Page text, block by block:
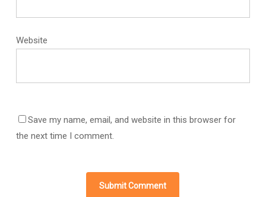
Website
Save my name, email, and website in this browser for
the next time I comment.